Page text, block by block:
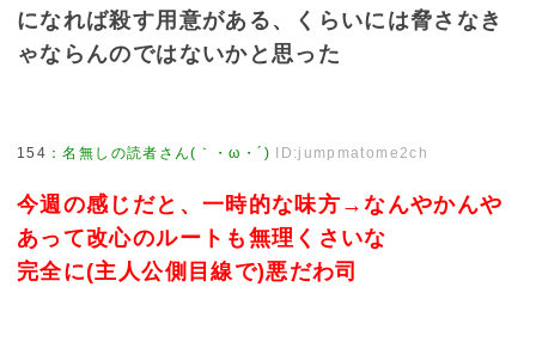
になれば殺す用意がある、くらいには脅さなき
ゃならんのではないかと思った
154 ：名無しの読者さん(｀・ω・´) ID:jumpmatome2ch
今週の感じだと、一時的な味方→なんやかんや
あって改心のルートも無理くさいな
完全に(主人公側目線で)悪だわ司